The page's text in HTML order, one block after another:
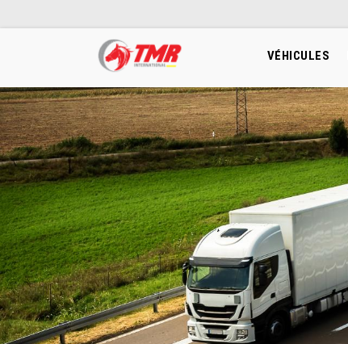
VÉHICULES